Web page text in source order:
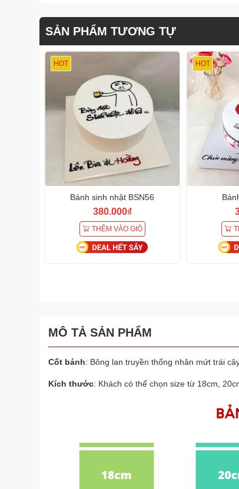
SẢN PHẨM TƯƠNG TỰ
HOT
Bánh sinh nhật BSN56
380.000₫
THÊM VÀO GIỎ
HOT
MÔ TẢ SẢN PHẨM
Cốt bánh: Bông lan truyền thống nhân mứt trái
Kích thước: Khách có thể chọn size từ 18cm,